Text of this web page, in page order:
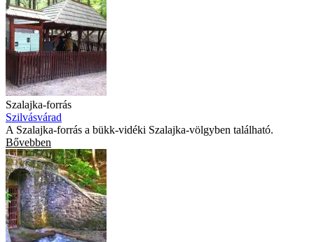
Szalajka-forrás
Szilvásvárad
A Szalajka-forrás a bükk-vidéki Szalajka-völgyben található.
Bővebben